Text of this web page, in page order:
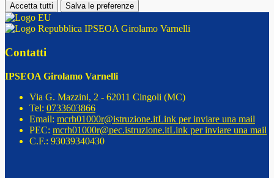
Accetta tutti Salva le preferenze
IPSEOA Girolamo Varnelli
Contatti
IPSEOA Girolamo Varnelli
Via G. Mazzini, 2 - 62011 Cingoli (MC)
Tel: 0733603866
Email: mcrh01000r@istruzione.itLink per inviare una mail
PEC: mcrh01000r@pec.istruzione.itLink per inviare una mail
C.F.: 93039340430